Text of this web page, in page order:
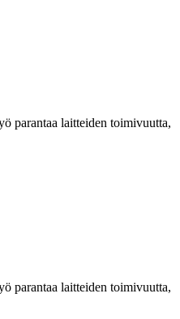
parantaa laitteiden toimivuutta,
parantaa laitteiden toimivuutta,